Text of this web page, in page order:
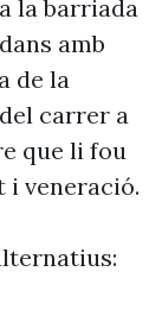
la barriada
amb
de la
carrer a
que li fou
i veneració.